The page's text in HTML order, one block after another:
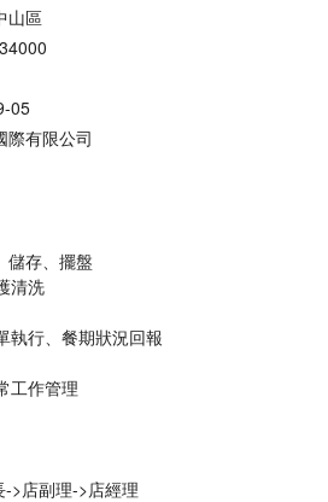
山區
05
際有限公司
儲存、擺盤
清洗
執行、餐期狀況回報
工作管理
>店副理->店經理